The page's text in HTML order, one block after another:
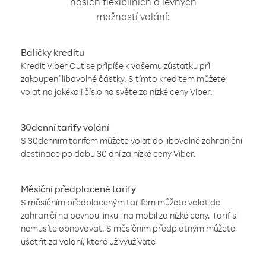
možností volání:
Balíčky kreditu
Kredit Viber Out se připíše k vašemu zůstatku při
zakoupení libovolné částky. S tímto kreditem můžete
volat na jakékoli číslo na světe za nízké ceny Viber.
30denní tarify volání
S 30denním tarifem můžete volat do libovolné zahraniční
destinace po dobu 30 dní za nízké ceny Viber.
Měsíční předplacené tarify
S měsíčním předplaceným tarifem můžete volat do
zahraničí na pevnou linku i na mobil za nízké ceny. Tarif si
nemusíte obnovovat. S měsíčním předplatným můžete
ušetřit za volání, které už využíváte